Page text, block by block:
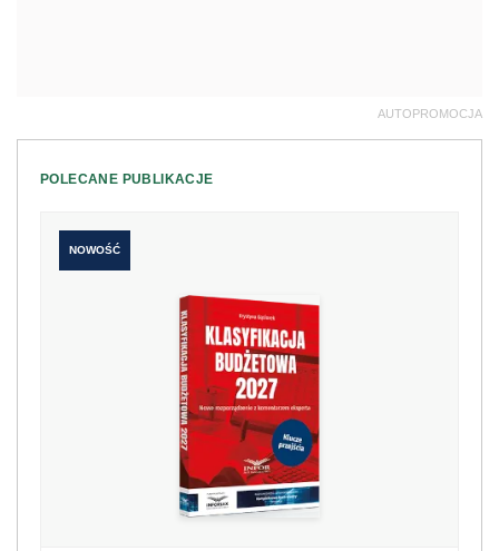
AUTOPROMOCJA
POLECANE PUBLIKACJE
NOWOŚĆ